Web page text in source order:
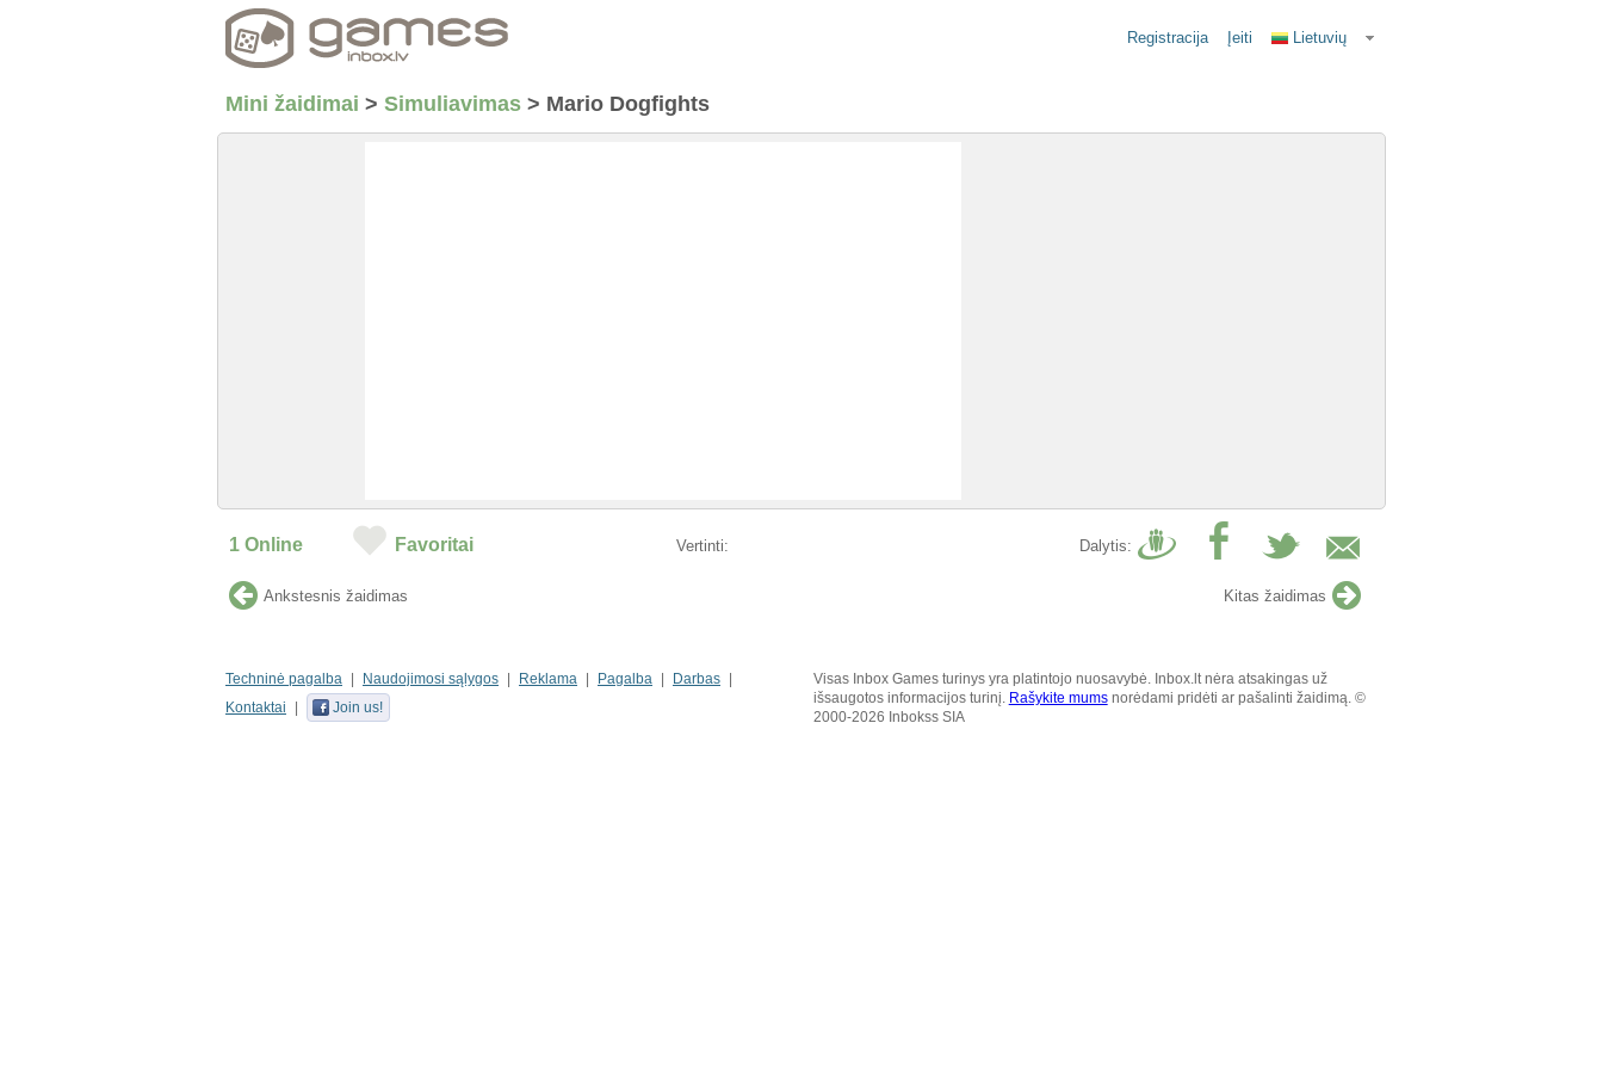
Registracija Įeiti Lietuvių
Mini žaidimai > Simuliavimas > Mario Dogfights
1 Online Favoritai Vertinti: Dalytis:
Ankstesnis žaidimas Kitas žaidimas
Techninė pagalba Naudojimosi sąlygos Reklama Pagalba
Darbas
Kontaktai
Join us!
Visas Inbox Games turinys yra platintojo nuosavybė. Inbox.lt nėra atsakingas už
išsaugotos informacijos turinį. Rašykite mumsnorėdami pridėti ar pašalinti žaidimą. ©
2000-2026 Inbokss SIA